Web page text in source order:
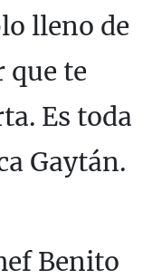
lleno de
que te
Es toda
Gaytán.
Benito